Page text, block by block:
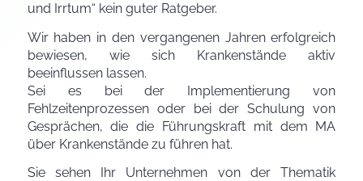
und Irrtum“ kein guter Ratgeber.
Wir haben in den vergangenen Jahren erfolgreich
bewiesen, wie sich Krankenstände aktiv
beeinflussen lassen.
Sei es bei der Implementierung von
Fehlzeitenprozessen oder bei der Schulung von
Gesprächen, die die Führungskraft mit dem MA
über Krankenstände zu führen hat.
Sie sehen Ihr Unternehmen von der Thematik